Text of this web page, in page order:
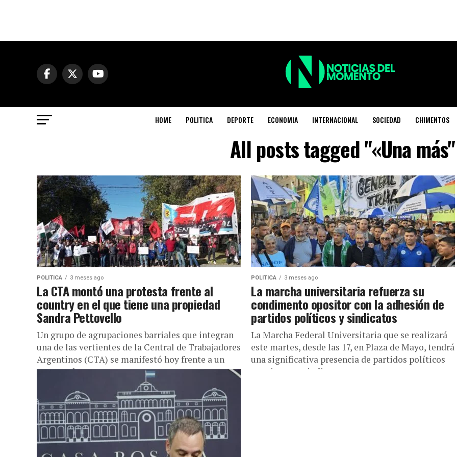
HOME POLITICA DEPORTE ECONOMIA INTERNACIONAL SOCIEDAD CHIMENTOS
All posts tagged "«Una más"
POLITICA 3 meses ago
La CTA montó una protesta frente al
country en el que tiene una propiedad
Sandra Pettovello
Un grupo de agrupaciones barriales que integran
una de las vertientes de la Central de Trabajadores
Argentinos (CTA) se manifestó hoy frente a un
country de...
POLITICA 3 meses ago
La marcha universitaria refuerza su
condimento opositor con la adhesión de
partidos políticos y sindicatos
La Marcha Federal Universitaria que se realizará
este martes, desde las 17, en Plaza de Mayo, tendrá
una significativa presencia de partidos políticos
opositores y sindicatos...